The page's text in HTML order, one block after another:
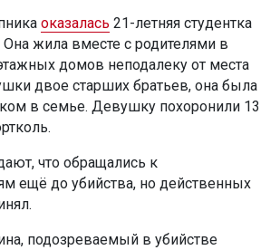
оказалась 21-летняя студентка
Она жила вместе с родителями в
домов неподалеку от места
двое старших братьев, она была
в семье. Девушку похоронили 13
что обращались к
ещё до убийства, но действенных
подозреваемый в убийстве